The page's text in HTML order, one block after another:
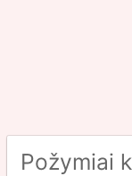
Požymiai